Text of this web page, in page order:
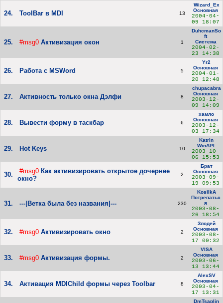
24. ToolBar в MDI 13
Wizard_Ex
Основная
2004-04-
09 18:07
25. #msg0 Активизация окон 1
DuhcmanSo
ft
Система
2004-02-
23 14:38
26. Работа с MSWord 5
Yr2
Основная
2004-01-
20 12:48
27. Активность только окна Дэлфи 8
chupacabra
Основная
2003-12-
09 14:09
28. Вывести форму в таскбар 6
хамло
Основная
2003-12-
03 17:34
29. Hot Keys 10
Katrin
WinAPI
2003-10-
06 15:53
30. #msg0 Как активизировать открытое дочернее
окно?
2
Брат
Основная
2003-09-
19 09:53
31. ---|Ветка была без названия|--- 230
KosilkA
Потрепатьс
я
2003-08-
26 18:54
32. #msg0 Активизировать окно 2
Злодей
Основная
2003-08-
17 00:32
33. #msg0 Активизация формы. 2
VISA
Основная
2003-06-
13 13:44
34. Активация MDIChild формы через Toolbar 8
AlexSV
Основная
2003-04-
17 13:31
DmTsaplin